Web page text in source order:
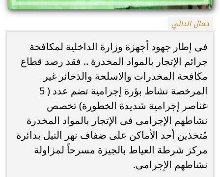
جمال الدالي
فى إطار جهود أجهزة وزارة الداخلية لمكافحة
جرائم الإتجار بالمواد المخدرة .. فقد رصد قطاع
مكافحة المخدرات والاسلحة والذخائر غير
المرخصة نشاط بؤرة إجرامية تضم عدد ( 5
عناصر إجرامية شديدة الخطورة) تخصص
نشاطهم الإجرامى فى الإتجار بالمواد المخدرة
مُتخذين أحد الأماكن على ضفاف نهر النيل بدائرة
مركز شرطة العياط بالجيزة مسرحاً لمزاولة
نشاطهم الإجرامى.